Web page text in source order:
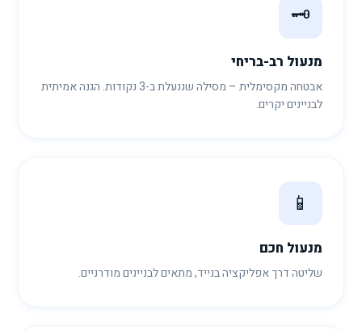
🗝️
מנעול רב-בריחי
אבטחה מקסימלית – מסילה שננעלת ב-3 נקודות. הגנה אמיתית
לבניינים יקרים.
📱
מנעול חכם
שליטה דרך אפליקציה בנייד, מתאים לבניינים מודרניים.